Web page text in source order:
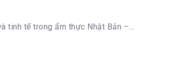
tinh tế trong ẩm thực Nhật Bản –...